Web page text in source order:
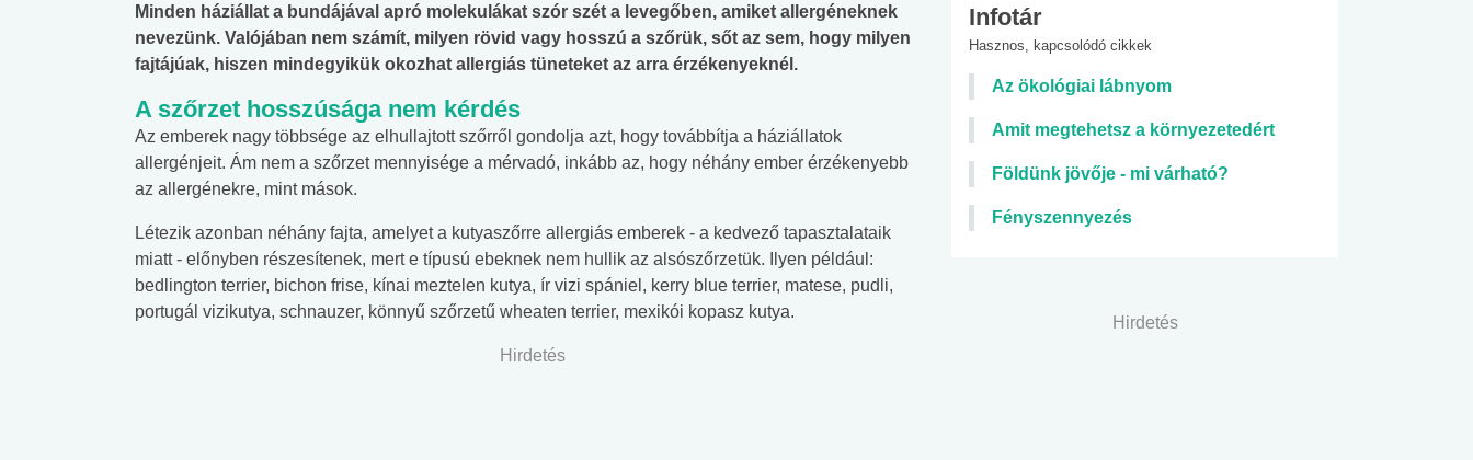
Minden háziállat a bundájával apró molekulákat szór szét a levegőben, amiket allergéneknek
nevezünk. Valójában nem számít, milyen rövid vagy hosszú a szőrük, sőt az sem, hogy milyen
fajtájúak, hiszen mindegyikük okozhat allergiás tüneteket az arra érzékenyeknél.
A szőrzet hosszúsága nem kérdés
Az emberek nagy többsége az elhullajtott szőrről gondolja azt, hogy továbbítja a háziállatok
allergénjeit. Ám nem a szőrzet mennyisége a mérvadó, inkább az, hogy néhány ember érzékenyebb
az allergénekre, mint mások.
Létezik azonban néhány fajta, amelyet a kutyaszőrre allergiás emberek - a kedvező tapasztalataik
miatt - előnyben részesítenek, mert e típusú ebeknek nem hullik az alsószőrzetük. Ilyen például:
bedlington terrier, bichon frise, kínai meztelen kutya, ír vizi spániel, kerry blue terrier, matese, pudli,
portugál vizikutya, schnauzer, könnyű szőrzetű wheaten terrier, mexikói kopasz kutya.
Hirdetés
Infotár
Hasznos, kapcsolódó cikkek
Az ökológiai lábnyom
Amit megtehetsz a környezetedért
Földünk jövője - mi várható?
Fényszennyezés
Hirdetés